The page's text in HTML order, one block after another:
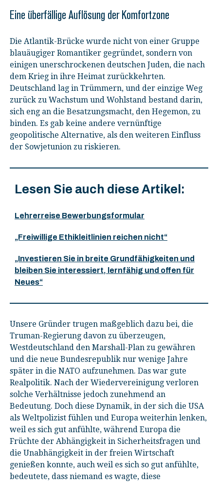
Eine überfällige Auflösung der Komfortzone
Die Atlantik-Brücke wurde nicht von einer Gruppe
blauäugiger Romantiker gegründet, sondern von
einigen unerschrockenen deutschen Juden, die nach
dem Krieg in ihre Heimat zurückkehrten.
Deutschland lag in Trümmern, und der einzige Weg
zurück zu Wachstum und Wohlstand bestand darin,
sich eng an die Besatzungsmacht, den Hegemon, zu
binden. Es gab keine andere vernünftige
geopolitische Alternative, als den weiteren Einfluss
der Sowjetunion zu riskieren.
Lesen Sie auch diese Artikel:
Lehrerreise Bewerbungsformular
„Freiwillige Ethikleitlinien reichen nicht“
„Investieren Sie in breite Grundfähigkeiten und
bleiben Sie interessiert, lernfähig und offen für
Neues“
Unsere Gründer trugen maßgeblich dazu bei, die
Truman-Regierung davon zu überzeugen,
Westdeutschland den Marshall-Plan zu gewähren
und die neue Bundesrepublik nur wenige Jahre
später in die NATO aufzunehmen. Das war gute
Realpolitik. Nach der Wiedervereinigung verloren
solche Verhältnisse jedoch zunehmend an
Bedeutung. Doch diese Dynamik, in der sich die USA
als Weltpolizist fühlen und Europa weiterhin lenken,
weil es sich gut anfühlte, während Europa die
Früchte der Abhängigkeit in Sicherheitsfragen und
die Unabhängigkeit in der freien Wirtschaft
genießen konnte, auch weil es sich so gut anfühlte,
bedeutete, dass niemand es wagte, diese